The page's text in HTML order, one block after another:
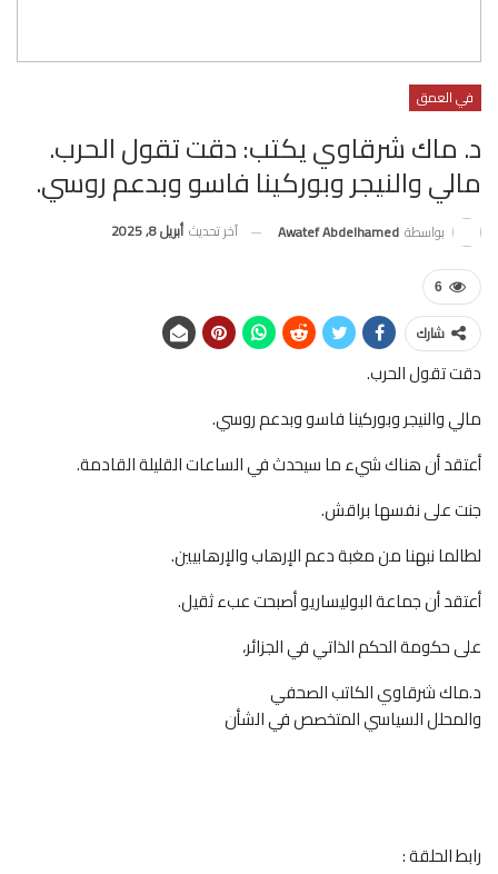
في العمق
د. ماك شرقاوي يكتب: دقت تقول الحرب.
مالي والنيجر وبوركينا فاسو وبدعم روسي.
بواسطة Awatef Abdelhamed آخر تحديث أبريل 8, 2025
6
شارك
دقت تقول الحرب.
مالي والنيجر وبوركينا فاسو وبدعم روسي.
أعتقد أن هناك شيء ما سيحدث في الساعات القليلة القادمة.
جنت على نفسها براقش.
لطالما نبهنا من مغبة دعم الإرهاب والإرهابيين.
أعتقد أن جماعة البوليساريو أصبحت عبء ثقيل.
على حكومة الحكم الذاتي في الجزائر،
د.ماك شرقاوي الكاتب الصحفي
والمحلل السياسي المتخصص في الشأن
رابط الحلقة :